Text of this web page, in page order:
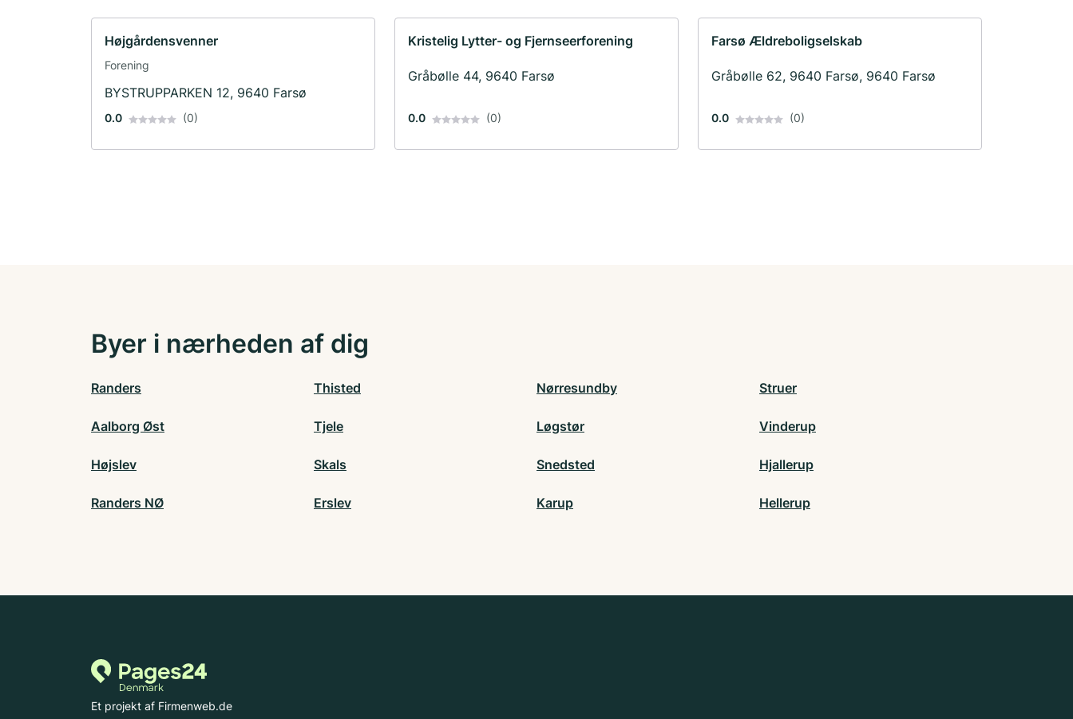
Højgårdensvenner
Forening
BYSTRUPPARKEN 12, 9640 Farsø
0.0 (0)
Kristelig Lytter- og Fjernseerforening
Gråbølle 44, 9640 Farsø
0.0 (0)
Farsø Ældreboligselskab
Gråbølle 62, 9640 Farsø, 9640 Farsø
0.0 (0)
Byer i nærheden af dig
Randers Thisted Nørresundby Struer
Aalborg Øst Tjele Løgstør Vinderup
Højslev Skals Snedsted Hjallerup
Randers NØ Erslev Karup Hellerup
Et projekt af Firmenweb.de